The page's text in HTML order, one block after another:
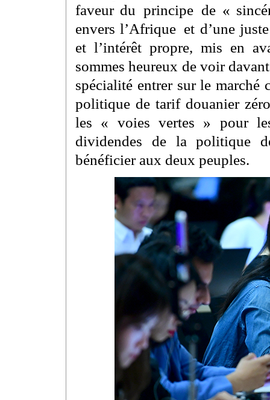
faveur du principe de «
envers l’Afrique et d’une
et l’intérêt propre, mis en
sommes heureux de voir
spécialité entrer sur le
politique de tarif douanier
les « voies vertes » pour
dividendes de la politique
bénéficier aux deux peuples.